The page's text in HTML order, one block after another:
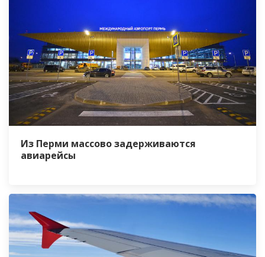
Из Перми массово задерживаются
авиарейсы